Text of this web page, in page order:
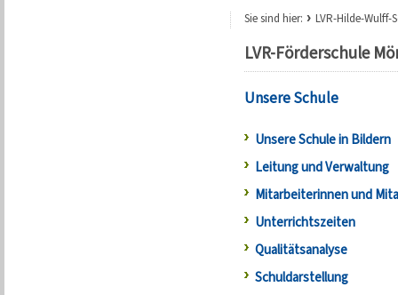
Sie sind hier: LVR-Hilde-Wulff-
LVR-Förderschule
Unsere Schule
Unsere Schule in Bildern
Leitung und Verwaltung
Mitarbeiterinnen und
Unterrichtszeiten
Qualitätsanalyse
Schuldarstellung